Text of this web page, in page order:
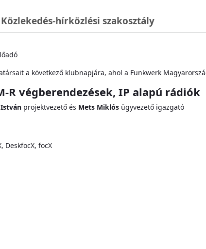
hírközlési szakosztály
a következő klubnapjára, ahol a Funkwerk
R végberendezések, IP alapú rádiók
projektvezető és Mets Miklós ügyvezető igazgató
DeskfocX, focX